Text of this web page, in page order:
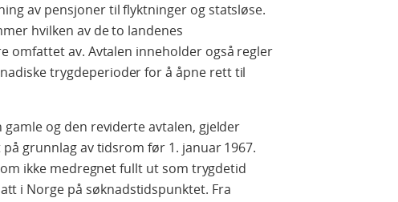
av pensjoner til flyktninger og statsløse.
hvilken av de to landenes
omfattet av. Avtalen inneholder også regler
trygdeperioder for å åpne rett til
og den reviderte avtalen, gjelder
grunnlag av tidsrom før 1. januar 1967.
ikke medregnet fullt ut som trygdetid
i Norge på søknadstidspunktet. Fra